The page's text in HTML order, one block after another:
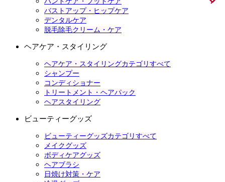
バストアップ・ヒップケア
デンタルケア
脱毛除毛クリーム・ケア
ヘアケア・スタイリング
ヘアケア・スタイリングカテゴリすべて
シャンプー
コンディショナー
トリートメント・ヘアパック
ヘアスタイリング
ビューティーグッズ
ビューティーグッズカテゴリすべて
メイクグッズ
ボディケアグッズ
ヘアブラシ
日焼け対策・ケア